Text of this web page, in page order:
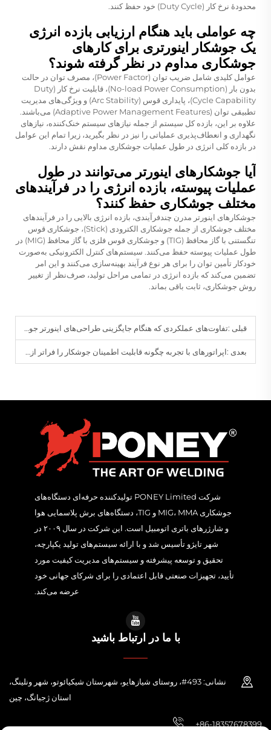
محدودهٔ نرخ کار (Duty Cycle) خود حفظ کنند.
چه عواملی باید هنگام ارزیابی بازده انرژی
یک جوشکار اینورتری برای کارهای
جوشکاری مداوم در نظر گرفته شوند؟
عوامل کلیدی شامل ضریب توان (Power Factor)، مصرف توان در حالت
بدون بار (No-load Power Consumption)، قابلیت نرخ کار (Duty
Cycle Capability)، پایداری قوس (Arc Stability) و ویژگی‌های مدیریت
تطبیقی توان (Adaptive Power Management Features) می‌باشند.
علاوه بر این، بازده کل سیستم از جمله نیازهای سیستم خنک‌کننده، نیازهای
نگهداری و انعطاف‌پذیری عملیاتی را نیز در نظر بگیرید، زیرا تمام این عوامل
در بازده کلی انرژی در طول عملیات جوشکاری مداوم نقش دارند.
آیا جوشکارهای اینورتر می‌توانند در طول
عملیات پیوسته، بازده انرژی را در فرآیندهای
مختلف جوشکاری حفظ کنند؟
جوشکارهای اینورتر مدرن چندفرآیندی، بازده انرژی بالایی را در فرآیندهای
مختلف جوشکاری از جمله جوشکاری الکترودی (Stick)، جوشکاری قوس
تنگستنی با گاز محافظ (TIG) و جوشکاری قوس فلزی با گاز محافظ (MIG) در
طول عملیات پیوسته حفظ می‌کنند. سیستم‌های کنترل الکترونیکی به‌صورت
خودکار تأمین توان را برای هر نوع فرآیند بهینه‌سازی می‌کنند و این امر
تضمین می‌کند که بازده انرژی در تمامی مراحل تولید، صرف‌نظر از تغییر
روش جوشکاری، ثابت باقی بماند.
قبلی :تفاوت‌های عملکردی که هنگام جایگزینی طراحی‌های اینورتر جوشکاری با مدل‌های قدیمی‌تر ظاهر می‌شوند، چیست؟
بعدی :اپراتورهای با تجربه چگونه قابلیت اطمینان جوشکار را فراتر از مشخصات پایه ارزیابی می‌کنند؟
شرکت PONEY Limited تولیدکننده حرفه‌ای دستگاه‌های
جوشکاری MIG، MMA و TIG، دستگاه‌های برش پلاسمایی هوا
و شارژرهای باتری اتومبیل است. این شرکت در سال ۲۰۰۹ در
شهر تایژو تأسیس شد و با ارائه سیستم‌های تولید یکپارچه،
تحقیق و توسعه پیشرفته و سیستم‌های مدیریت کیفیت مورد
تأیید، تجهیزات صنعتی قابل اعتمادی را برای شرکای جهانی خود
عرضه می‌کند.
با ما در ارتباط باشید
نشانی: 493#، روستای شیازهایو، شهرستان شیکیائوتو، شهر ونلینگ،
استان ژجیانگ، چین
+86-18357678399